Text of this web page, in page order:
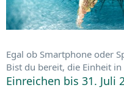
Egal ob Smartphone oder
Bist du bereit, die Einheit
Einreichen bis 31. Juli